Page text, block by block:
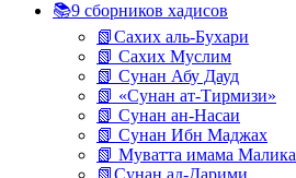
📚9 сборников хадисов
📗Сахих аль-Бухари
📗 Сахих Муслим
📗 Сунан Абу Дауд
📗 «Сунан ат-Тирмизи»
📗 Сунан ан-Насаи
📗 Сунан Ибн Маджах
📗 Муватта имама Малика
📗Сунан ад-Дарими